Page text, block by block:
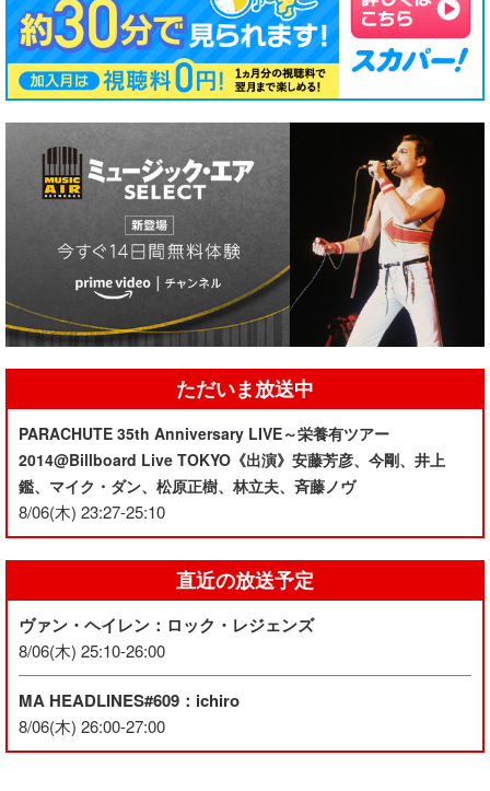
ただいま放送中
PARACHUTE 35th Anniversary LIVE～栄養有ツアー
2014@Billboard Live TOKYO《出演》安藤芳彦、今剛、井上
鑑、マイク・ダン、松原正樹、林立夫、斉藤ノヴ
8/06(木) 23:27-25:10
直近の放送予定
ヴァン・ヘイレン：ロック・レジェンズ
8/06(木) 25:10-26:00
MA HEADLINES#609：ichiro
8/06(木) 26:00-27:00